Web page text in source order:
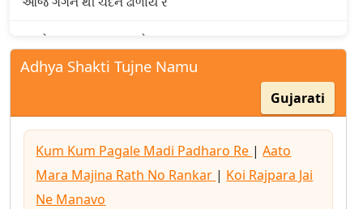
આતો મારા માજીના રથનો રણકાર
આદ્યશક્તિ તુજને નમુ બહુચરા
આરાસુર માં અંબા કરે રે કિલ્લોલ
આવો તો રમવાને
આસમાની રંગની ચૂંદડી રે
Adhya Shakti Tujne Namu
Gujarati
Kum Kum Pagale Madi Padharo Re |Aato
Mara Majina Rath No Rankar | Koi Rajpara Jai
Ne Manavo